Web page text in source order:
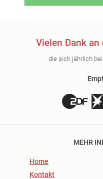
Vielen Dank an
die sich jährlich
MEHR
Home
Kontakt